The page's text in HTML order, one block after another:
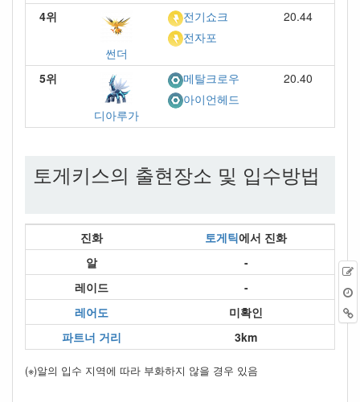
4위
썬더
전기쇼크
전자포
20.44
5위
디아루가
메탈크로우
아이언헤드
20.40
토게키스의 출현장소 및 입수방법
진화 토게틱에서 진화
알
-
레이드
-
레어도
미확인
파트너 거리
3km
(※)알의 입수 지역에 따라 부화하지 않을 경우 있음